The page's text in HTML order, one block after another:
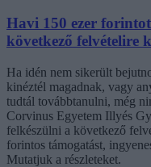
Havi 150 ezer
következő felvételire
Ha idén nem sikerült
kinéztél magadnak, vagy
tudtál továbbtanulni, még
Corvinus Egyetem Illyés
felkészülni a következő
forintos támogatást,
Mutatjuk a részleteket.